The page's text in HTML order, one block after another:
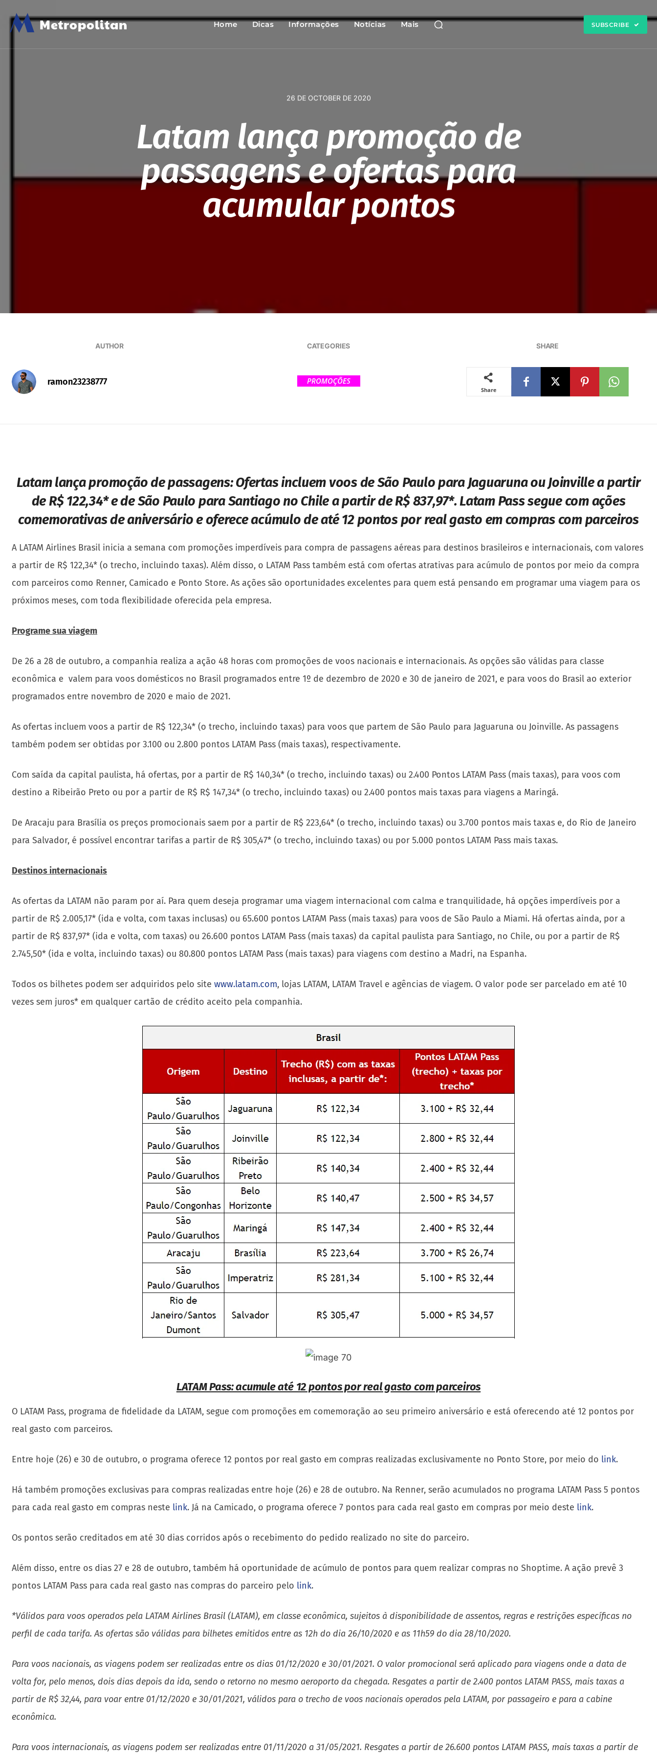
M Metropolitan Home Dicas Informações Notícias Mais SUBSCRIBE
26 DE OCTOBER DE 2020
Latam lança promoção de
passagens e ofertas para
acumular pontos
AUTHOR
ramon23238777
CATEGORIES
PROMOÇÕES
SHARE
Share
Latam lança promoção de passagens:Ofertas incluem voos de São Paulo para Jaguaruna ou Joinville a partir
de R$ 122,34* e de São Paulo para Santiago no Chile a partir de R$ 837,97*.Latam Pass segue com ações
comemorativas de aniversário e oferece acúmulo de até 12 pontos por real gasto em compras com parceiros
A LATAM Airlines Brasil inicia a semana com promoções imperdíveis para compra de passagens aéreas para destinos brasileiros e internacionais, com valores
a partir de R$ 122,34* (o trecho, incluindo taxas). Além disso, o LATAM Pass também está com ofertas atrativas para acúmulo de pontos por meio da compra
com parceiros como Renner, Camicado e Ponto Store. As ações são oportunidades excelentes para quem está pensando em programar uma viagem para os
próximos meses, com toda flexibilidade oferecida pela empresa.
Programe sua viagem
De 26 a 28 de outubro, a companhia realiza a ação 48 horas com promoções de voos nacionais e internacionais. As opções são válidas para classe
econômica e valem para voos domésticos no Brasil programados entre 1º de dezembro de 2020 e 30 de janeiro de 2021, e para voos do Brasil ao exterior
programados entre novembro de 2020 e maio de 2021.
As ofertas incluem voos a partir de R$ 122,34* (o trecho, incluindo taxas) para voos que partem de São Paulo para Jaguaruna ou Joinville. As passagens
também podem ser obtidas por 3.100 ou 2.800 pontos LATAM Pass (mais taxas), respectivamente.
Com saída da capital paulista, há ofertas, por a partir de R$ 140,34* (o trecho, incluindo taxas) ou 2.400 Pontos LATAM Pass (mais taxas), para voos com
destino a Ribeirão Preto ou por a partir de R$ R$ 147,34* (o trecho, incluindo taxas) ou 2.400 pontos mais taxas para viagens a Maringá.
De Aracaju para Brasília os preços promocionais saem por a partir de R$ 223,64* (o trecho, incluindo taxas) ou 3.700 pontos mais taxas e, do Rio de Janeiro
para Salvador, é possível encontrar tarifas a partir de R$ 305,47* (o trecho, incluindo taxas) ou por 5.000 pontos LATAM Pass mais taxas.
Destinos internacionais
As ofertas da LATAM não param por aí. Para quem deseja programar uma viagem internacional com calma e tranquilidade, há opções imperdíveis por a
partir de R$ 2.005,17* (ida e volta, com taxas inclusas) ou 65.600 pontos LATAM Pass (mais taxas) para voos de São Paulo a Miami. Há ofertas ainda, por a
partir de R$ 837,97* (ida e volta, com taxas) ou 26.600 pontos LATAM Pass (mais taxas) da capital paulista para Santiago, no Chile, ou por a partir de R$
2.745,50* (ida e volta, incluindo taxas) ou 80.800 pontos LATAM Pass (mais taxas) para viagens com destino a Madri, na Espanha.
Todos os bilhetes podem ser adquiridos pelo site www.latam.com, lojas LATAM, LATAM Travel e agências de viagem. O valor pode ser parcelado em até 10
vezes sem juros* em qualquer cartão de crédito aceito pela companhia.
LATAM Pass: acumule até 12 pontos por real gasto com parceiros
O LATAM Pass, programa de fidelidade da LATAM, segue com promoções em comemoração ao seu primeiro aniversário e está oferecendo até 12 pontos por
real gasto com parceiros.
Entre hoje (26) e 30 de outubro, o programa oferece 12 pontos por real gasto em compras realizadas exclusivamente no Ponto Store, por meio do link.
Há também promoções exclusivas para compras realizadas entre hoje (26) e 28 de outubro. Na Renner, serão acumulados no programa LATAM Pass 5 pontos
para cada real gasto em compras neste link. Já na Camicado, o programa oferece 7 pontos para cada real gasto em compras por meio deste link.
Os pontos serão creditados em até 30 dias corridos após o recebimento do pedido realizado no site do parceiro.
Além disso, entre os dias 27 e 28 de outubro, também há oportunidade de acúmulo de pontos para quem realizar compras no Shoptime. A ação prevê 3
pontos LATAM Pass para cada real gasto nas compras do parceiro pelo link.
*Válidos para voos operados pela LATAM Airlines Brasil (LATAM), em classe econômica, sujeitos à disponibilidade de assentos, regras e restrições específicas no
perfil de cada tarifa. As ofertas são válidas para bilhetes emitidos entre as 12h do dia 26/10/2020 e as 11h59 do dia 28/10/2020.
Para voos nacionais, as viagens podem ser realizadas entre os dias 01/12/2020 e 30/01/2021. O valor promocional será aplicado para viagens onde a data de
volta for, pelo menos, dois dias depois da ida, sendo o retorno no mesmo aeroporto da chegada. Resgates a partir de 2.400 pontos LATAM PASS, mais taxas a
partir de R$ 32,44, para voar entre 01/12/2020 e 30/01/2021, válidos para o trecho de voos nacionais operados pela LATAM, por passageiro e para a cabine
econômica.
Para voos internacionais, as viagens podem ser realizadas entre 01/11/2020 a 31/05/2021. Resgates a partir de 26.600 pontos LATAM PASS, mais taxas a partir de